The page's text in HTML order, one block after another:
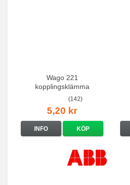
Wago 221
kopplingsklämma
(142)
5,20 kr
INFO KÖP